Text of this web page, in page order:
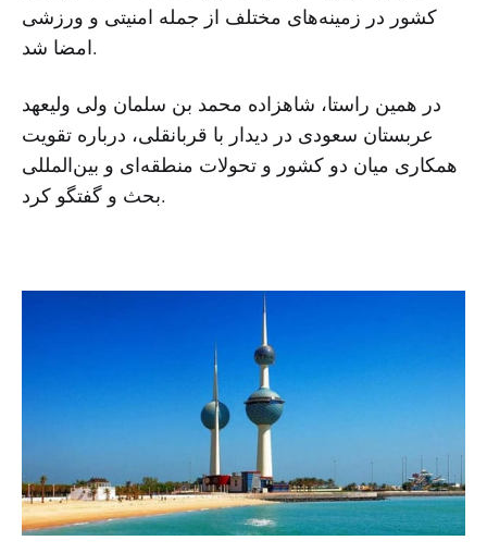
کشور در زمینه‌های مختلف از جمله امنیتی و ورزشی
امضا شد.
در همین راستا، شاهزاده محمد بن سلمان ولی ولیعهد
عربستان سعودی در دیدار با قربانقلی، درباره تقویت
همکاری میان دو کشور و تحولات منطقه‌ای و بین‌المللی
بحث و گفتگو کرد.